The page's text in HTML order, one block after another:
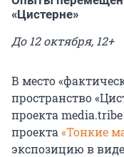
«Цистерне»
До 12 октября, 12+
В место
пространство
проекта
проекта «Тонкие
экспозицию в